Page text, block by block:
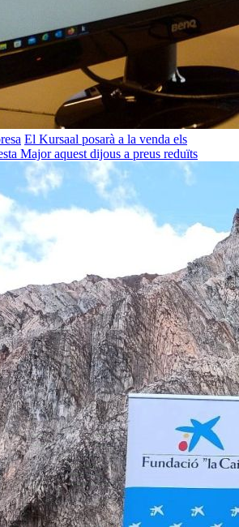
El Kursaal posarà a la venda els
Major aquest dijous a preus reduïts